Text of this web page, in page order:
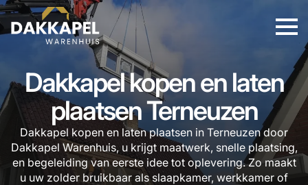
Dakkapel kopen en laten
plaatsen Terneuzen
Dakkapel kopen en laten plaatsen in Terneuzen door
Dakkapel Warenhuis, u krijgt maatwerk, snelle plaatsing,
en begeleiding van eerste idee tot oplevering. Zo maakt
u uw zolder bruikbaar als slaapkamer, werkkamer of